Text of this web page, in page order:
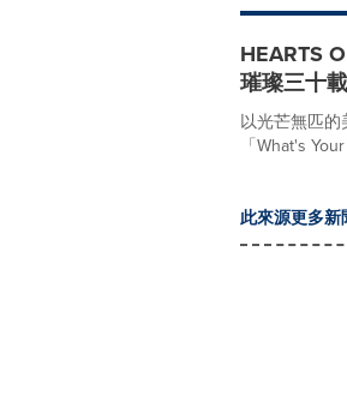
HEARTS
璀璨三十載
以光芒無匹的
「What's
此來源更多新